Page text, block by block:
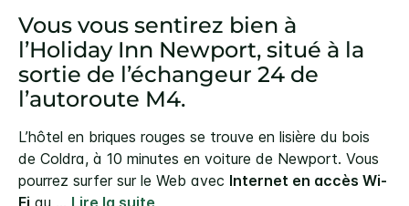
Vous vous sentirez bien à
l’Holiday Inn Newport, situé à la
sortie de l’échangeur 24 de
l’autoroute M4.
L’hôtel en briques rouges se trouve en lisière du bois
de Coldra, à 10 minutes en voiture de Newport. Vous
pourrez surfer sur le Web avec Internet en accès Wi-
Fi au ... Lire la suite